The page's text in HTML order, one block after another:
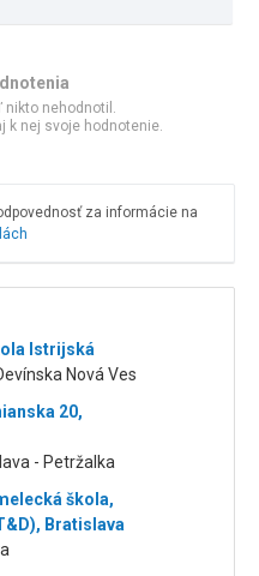
nikto nehodnotil.
k nej svoje hodnotenie.
za informácie na
Istrijská
Nová Ves
20,
- Petržalka
škola,
Bratislava